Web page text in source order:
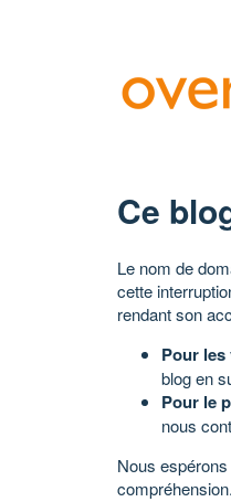
Ce
Le nom de
cette
rendant son
Pour
blog en
Pour le
nous
Nous
compréhension.